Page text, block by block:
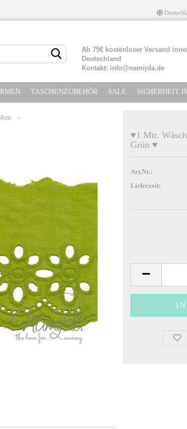
Passwort vergessen?
Ab 75€ kostenloser Versand
Deutschland
Kontakt: info@namijda.de
TASCHENZUBEHÖR SALE SICHERHEIT
»
♥1 Mtr.
Grün ♥
Art.Nr.:
Lieferzeit: